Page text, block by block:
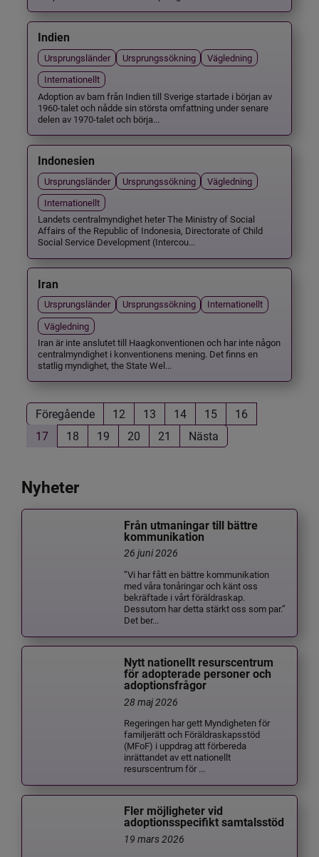
Indien
Ursprungsländer Ursprungssökning
Vägledning
Internationellt
Adoption av barn från Indien till Sverige startade i början av
1960-talet och nådde sin största omfattning under senare
delen av 1970-talet och börja...
Indonesien
Ursprungsländer Ursprungssökning
Vägledning
Internationellt
Landets centralmyndighet heter The Ministry of Social
Affairs of the Republic of Indonesia, Directorate of Child
Social Service Development (Intercou...
Iran
Ursprungsländer Ursprungssökning
Internationellt
Vägledning
Iran är inte anslutet till Haagkonventionen och har inte någon
centralmyndighet i konventionens mening. Det finns en
statlig myndighet, the State Wel...
Föregående 12 13 14 15
16
17
18 19 20 21 Nästa
Nyheter
Från utmaningar till bättre
kommunikation
26 juni 2026
”Vi har fått en bättre kommunikation
med våra tonåringar och känt oss
bekräftade i vårt föräldraskap.
Dessutom har detta stärkt oss som par.”
Det ber...
Nytt nationellt resurscentrum
för adopterade personer och
adoptionsfrågor
28 maj 2026
Regeringen har gett Myndigheten för
familjerätt och Föräldraskapsstöd
(MFoF) i uppdrag att förbereda
inrättandet av ett nationellt
resurscentrum för ...
Fler möjligheter vid
adoptionsspecifikt samtalsstöd
19 mars 2026